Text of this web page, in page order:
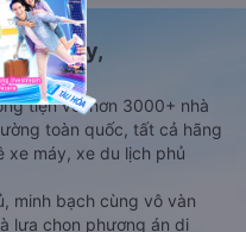
Máy bay,
tiện với hơn 3000+ nhà
toàn quốc, tất cả hãng
xe máy, xe du lịch phủ
minh bạch cùng vô vàn
lựa chọn phương án di